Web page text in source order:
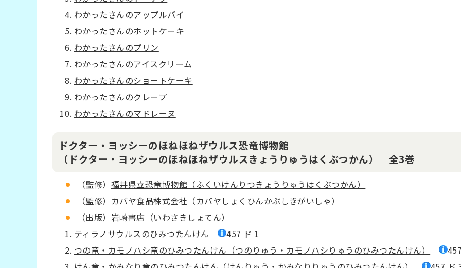
わかったさんのアップルパイ
わかったさんのホットケーキ
わかったさんのプリン
わかったさんのアイスクリーム
わかったさんのショートケーキ
わかったさんのクレープ
わかったさんのマドレーヌ
ドクター・ヨッシーのほねほねザウルス恐竜博物館
（ドクター・ヨッシーのほねほねザウルスきょうりゅうはくぶつかん）
全3巻
（監修） 福井県立恐竜博物館（ふくいけんりつきょうりゅうはくぶつかん）
（監修） カバヤ食品株式会社（カバヤしょくひんかぶしきがいしゃ）
（出版）岩崎書店（いわさきしょてん）
ティラノサウルスのひみつたんけん
457 ド 1
つの竜・カモノハシ竜のひみつたんけん（つのりゅう・カモノハシりゅうのひみつたんけん）